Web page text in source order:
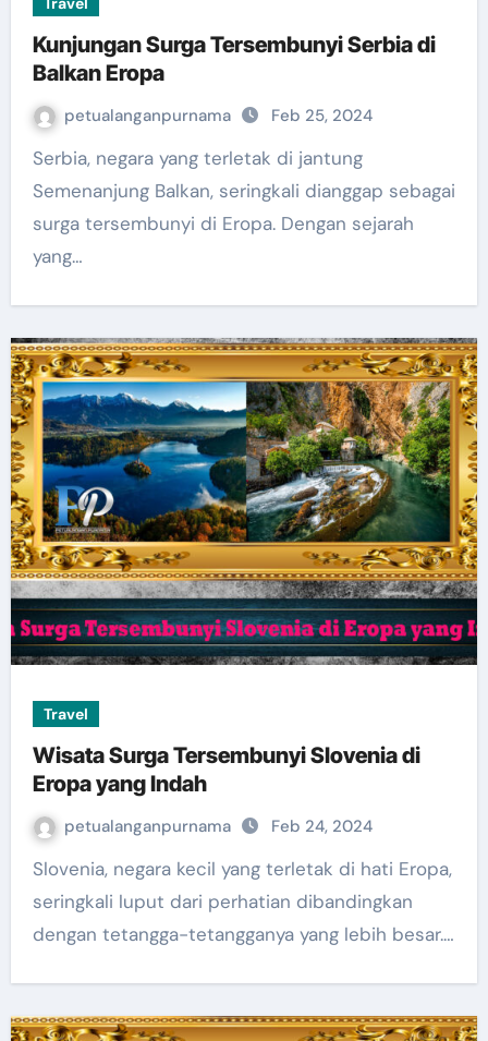
Kunjungan Surga Tersembunyi Serbia di
Balkan Eropa
petualanganpurnama Feb 25, 2024
Serbia, negara yang terletak di jantung
Semenanjung Balkan, seringkali dianggap sebagai
surga tersembunyi di Eropa. Dengan sejarah
yang…
Travel
Wisata Surga Tersembunyi Slovenia di
Eropa yang Indah
petualanganpurnama Feb 24, 2024
Slovenia, negara kecil yang terletak di hati Eropa,
seringkali luput dari perhatian dibandingkan
dengan tetangga-tetangganya yang lebih besar.…